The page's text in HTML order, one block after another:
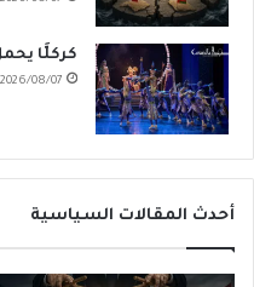
كركلَّا
2026/08/07
أحدث المقالات السياسية